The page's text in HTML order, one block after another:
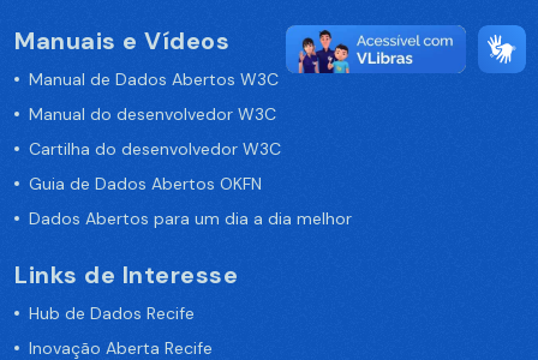
Manuais e Vídeos
Manual de Dados Abertos W3C
Manual do desenvolvedor W3C
Cartilha do desenvolvedor W3C
Guia de Dados Abertos OKFN
Dados Abertos para um dia a dia melhor
Links de Interesse
Hub de Dados Recife
Inovação Aberta Recife